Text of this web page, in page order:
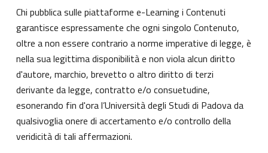
Chi pubblica sulle piattaforme e-Learning i Contenuti
garantisce espressamente che ogni singolo Contenuto,
oltre a non essere contrario a norme imperative di legge, è
nella sua legittima disponibilità e non viola alcun diritto
d'autore, marchio, brevetto o altro diritto di terzi
derivante da legge, contratto e/o consuetudine,
esonerando fin d'ora l’Università degli Studi di Padova da
qualsivoglia onere di accertamento e/o controllo della
veridicità di tali affermazioni.